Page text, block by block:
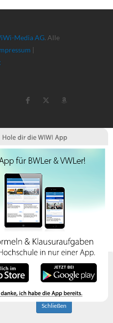
Media AG. Alle
|
Cookies. Indem
Angebote nutzen
Sie diese
Schließen